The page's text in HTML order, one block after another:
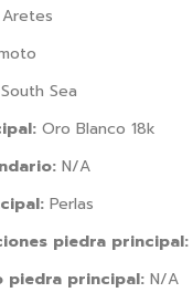
Aretes
South Sea
Oro Blanco 18k
N/A
Perlas
piedra principal:
piedra principal: N/A